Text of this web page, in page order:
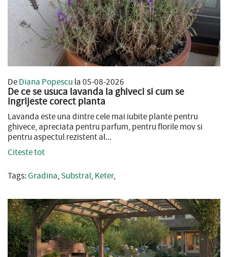
DeDiana Popescu la 05-08-2026
De ce se usuca lavanda la ghiveci si cum se
ingrijeste corect planta
Lavanda este una dintre cele mai iubite plante pentru
ghivece, apreciata pentru parfum, pentru florile mov si
pentru aspectul rezistent al...
Citeste tot
Tags: Gradina,Substral,Keter,